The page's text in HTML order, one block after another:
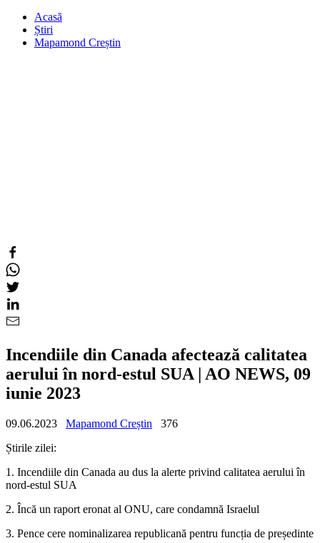
Acasă
Știri
Mapamond Creștin
Incendiile din Canada afectează calitatea
aerului în nord-estul SUA | AO NEWS, 09
iunie 2023
09.06.2023 Mapamond Creștin
376
Știrile zilei:
1. Incendiile din Canada au dus la alerte privind calitatea aerului în
nord-estul SUA
2. Încă un raport eronat al ONU, care condamnă Israelul
3. Pence cere nominalizarea republicană pentru funcția de președinte